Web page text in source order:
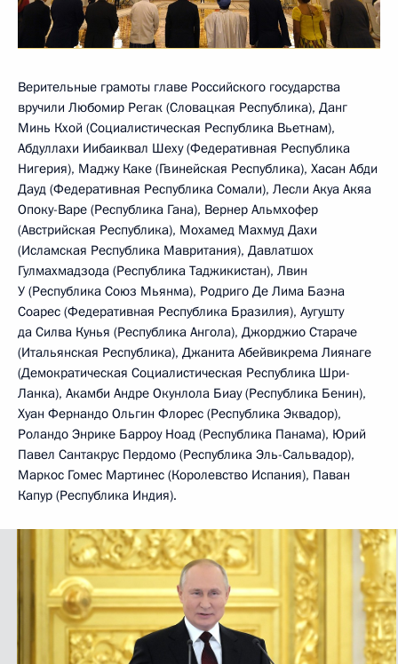
Верительные грамоты главе Российского государства
вручили Любомир Регак (Словацкая Республика), Данг
Минь Кхой (Социалистическая Республика Вьетнам),
Абдуллахи Иибаиквал Шеху (Федеративная Республика
Нигерия), Маджу Каке (Гвинейская Республика), Хасан Абди
Дауд (Федеративная Республика Сомали), Лесли Акуа Акяа
Опоку-Варе (Республика Гана), Вернер Альмхофер
(Австрийская Республика), Мохамед Махмуд Дахи
(Исламская Республика Мавритания), Давлатшох
Гулмахмадзода (Республика Таджикистан), Лвин
У (Республика Союз Мьянма), Родриго Де Лима Баэна
Соарес (Федеративная Республика Бразилия), Аугушту
да Силва Кунья (Республика Ангола), Джорджио Стараче
(Итальянская Республика), Джанита Абейвикрема Лиянаге
(Демократическая Социалистическая Республика Шри-
Ланка), Акамби Андре Окунлола Биау (Республика Бенин),
Хуан Фернандо Ольгин Флорес (Республика Эквадор),
Роландо Энрике Барроу Ноад (Республика Панама), Юрий
Павел Сантакрус Пердомо (Республика Эль-Сальвадор),
Маркос Гомес Мартинес (Королевство Испания), Паван
Капур (Республика Индия).